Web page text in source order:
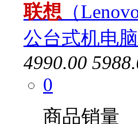
联想 （
公台式机电
4990.00
0
商品销量